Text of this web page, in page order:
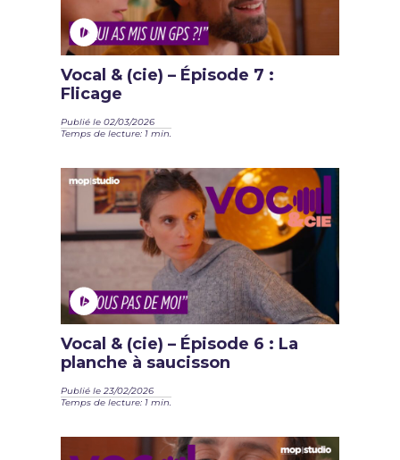
Vocal & (cie) – Épisode 7 :
Flicage
Publié le 02/03/2026
Temps de lecture: 1 min.
Vocal & (cie) – Épisode 6 : La
planche à saucisson
Publié le 23/02/2026
Temps de lecture: 1 min.